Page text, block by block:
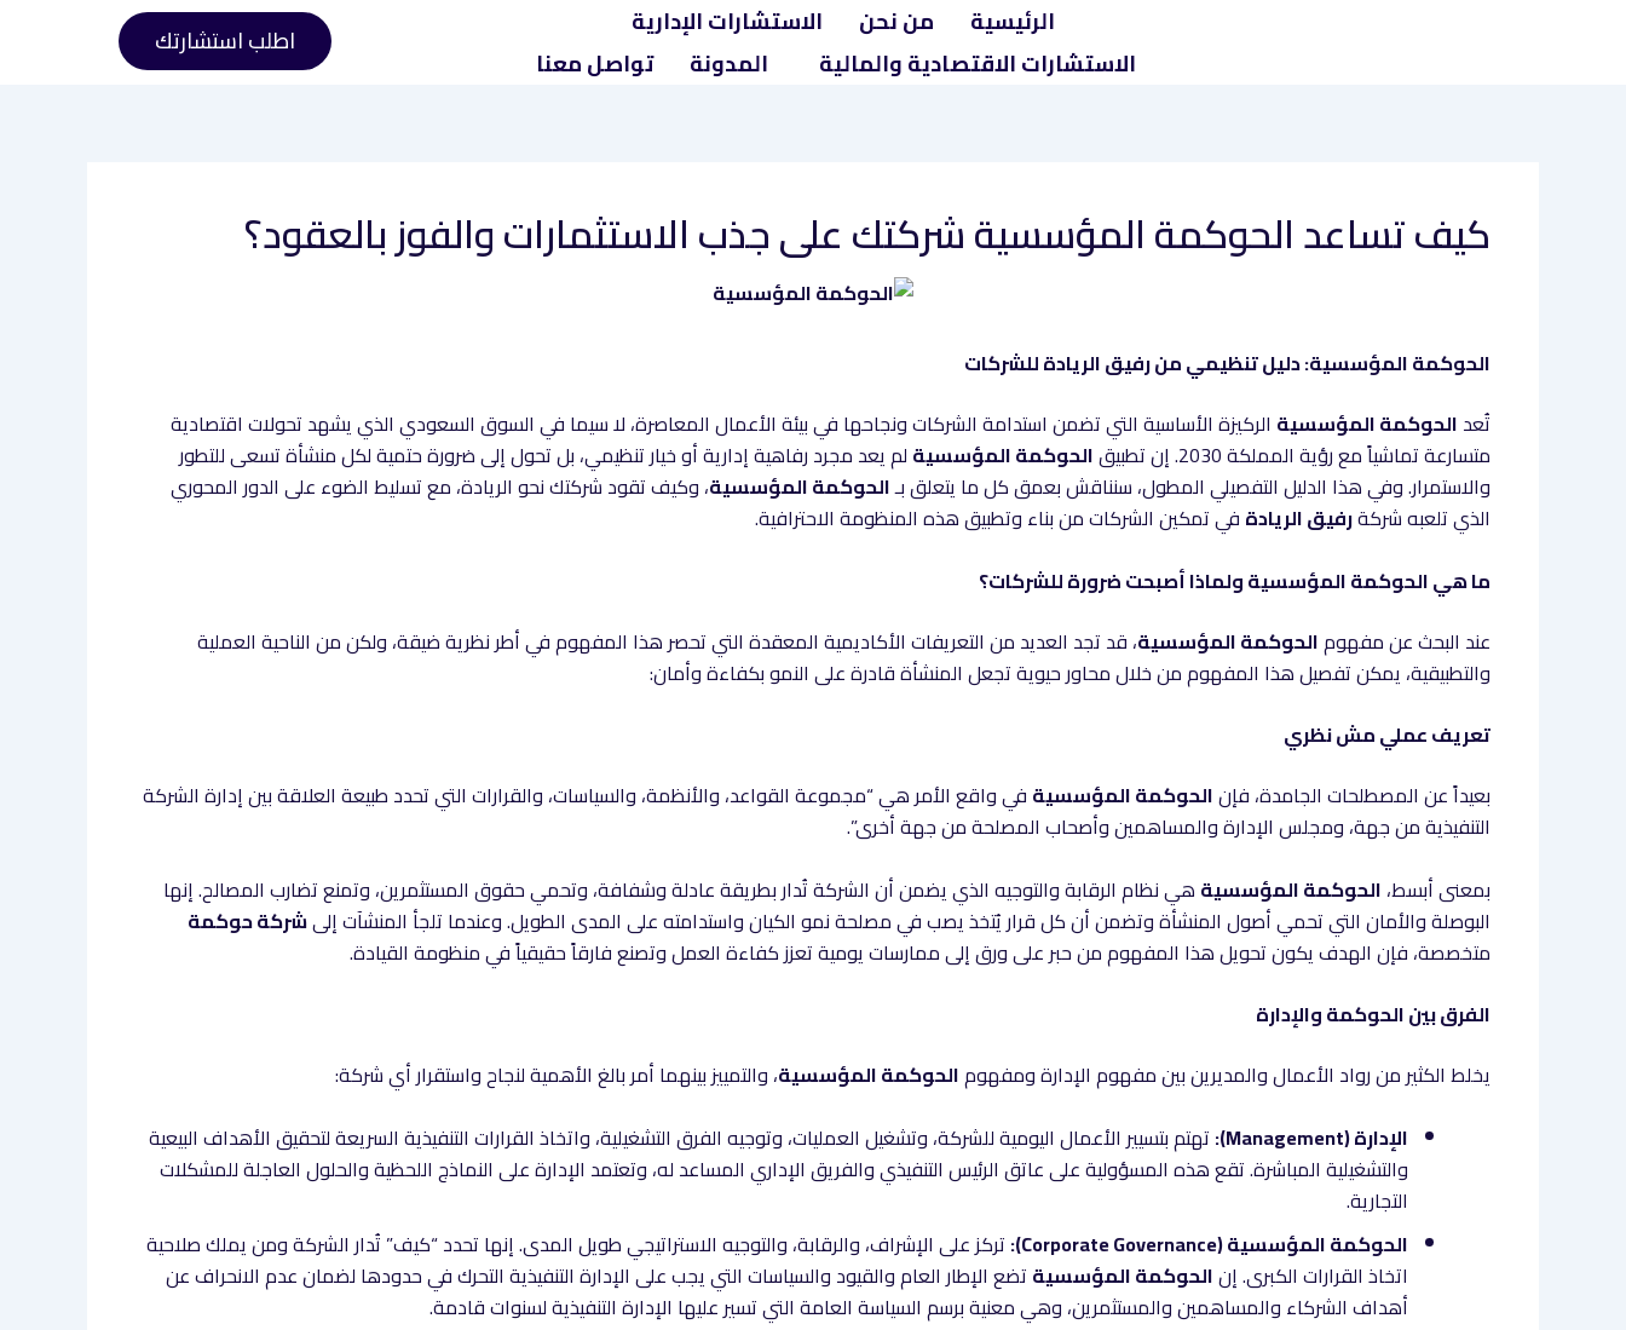
الرئيسية من نحن
الاستشارات الإدارية
الاستشارات الاقتصادية والمالية
المدونة تواصل معنا
اطلب استشارتك
كيف تساعد الحوكمة المؤسسية شركتك على جذب الاستثمارات والفوز بالعقود؟
الحوكمة المؤسسية: دليل تنظيميمن رفيق الريادةللشركات
تُعد الحوكمة المؤسسية الركيزة الأساسية التي تضمن استدامة الشركات ونجاحها في بيئة الأعمال المعاصرة، لا سيما في السوق السعودي الذي يشهد تحولات اقتصادية
متسارعة تماشياً مع رؤية المملكة 2030. إن تطبيق
الحوكمة المؤسسية لم يعد مجرد رفاهية إدارية أو خيار تنظيمي، بل تحول إلى ضرورة حتمية لكل منشأة تسعى للتطور
والاستمرار. وفي هذا الدليل التفصيلي المطول، سنناقش بعمق كل ما يتعلق بـالحوكمة المؤسسية، وكيف تقود شركتك نحو الريادة، مع تسليط الضوء على الدور المحوري
الذي تلعبه شركةرفيق الريادة في تمكين الشركات من بناء وتطبيق هذه المنظومة الاحترافية.
ما هي الحوكمة المؤسسية ولماذا أصبحت ضرورة للشركات؟
عند البحث عن مفهومالحوكمة المؤسسية، قد تجد العديد من التعريفات الأكاديمية المعقدة التي تحصر هذا المفهوم في أطر نظرية ضيقة، ولكن من الناحية العملية
والتطبيقية، يمكن تفصيل هذا المفهوم من خلال محاور حيوية تجعل المنشأة قادرة على النمو بكفاءة وأمان:
تعريف عملي مش نظري
بعيداً عن المصطلحات الجامدة، فإنالحوكمة المؤسسية في واقع الأمر هي “مجموعة القواعد، والأنظمة، والسياسات، والقرارات التي تحدد طبيعة العلاقة بين إدارة الشركة
التنفيذية من جهة، ومجلس الإدارة والمساهمين وأصحاب المصلحة من جهة أخرى”.
بمعنى أبسط، الحوكمة المؤسسية هي نظام الرقابة والتوجيه الذي يضمن أن الشركة تُدار بطريقة عادلة وشفافة، وتحمي حقوق المستثمرين، وتمنع تضارب المصالح. إنها
البوصلة والأمان التي تحمي أصول المنشأة وتضمن أن كل قرار يُتخذ يصب في مصلحة نمو الكيان واستدامته على المدى الطويل. وعندما تلجأ المنشآت إلىشركة حوكمة
متخصصة، فإن الهدف يكون تحويل هذا المفهوم من حبر على ورق إلى ممارسات يومية تعزز كفاءة العمل وتصنع فارقاً حقيقياً في منظومة القيادة.
الفرق بين الحوكمة والإدارة
يخلط الكثير من رواد الأعمال والمديرين بين مفهوم الإدارة ومفهومالحوكمة المؤسسية، والتمييز بينهما أمر بالغ الأهمية لنجاح واستقرار أي شركة:
الإدارة (Management):
تهتم بتسيير الأعمال اليومية للشركة، وتشغيل العمليات، وتوجيه الفرق التشغيلية، واتخاذ القرارات التنفيذية السريعة لتحقيق الأهداف البيعية
والتشغيلية المباشرة. تقع هذه المسؤولية على عاتق الرئيس التنفيذي والفريق الإداري المساعد له، وتعتمد الإدارة على النماذج اللحظية والحلول العاجلة للمشكلات
التجارية.
الحوكمة المؤسسية (Corporate Governance):
تركز على الإشراف، والرقابة، والتوجيه الاستراتيجي طويل المدى. إنها تحدد “كيف” تُدار الشركة ومن يملك صلاحية
اتخاذ القرارات الكبرى. إنالحوكمة المؤسسية تضع الإطار العام والقيود والسياسات التي يجب على الإدارة التنفيذية التحرك في حدودها لضمان عدم الانحراف عن
أهداف الشركاء والمساهمين والمستثمرين، وهي معنية برسم السياسة العامة التي تسير عليها الإدارة التنفيذية لسنوات قادمة.